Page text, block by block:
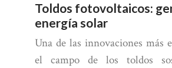
Toldos fotovoltaicos:
energía solar
Una de las innovaciones más
el campo de los toldos